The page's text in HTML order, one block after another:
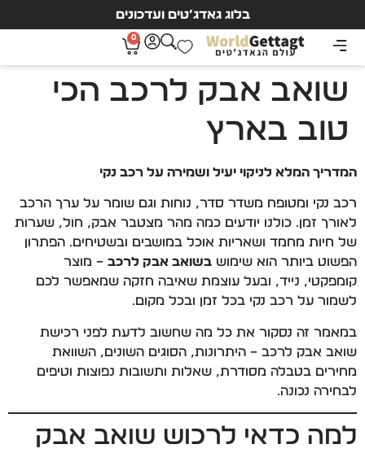
בלוג גאדג’טים ועדכונים
0
שואב אבק לרכב הכי
טוב בארץ
המדריך המלא לניקוי יעיל ושמירה על רכב נקי
רכב נקי ומטופח משדר סדר, נוחות וגם שומר על ערך הרכב
לאורך זמן. כולנו יודעים כמה מהר מצטבר אבק, חול, שערות
של חיות מחמד ושאריות אוכל במושבים ובשטיחים. הפתרון
הפשוט ביותר הוא שימוש בשואב אבק לרכב – מוצר
קומפקטי, נייד, ובעל עוצמת שאיבה חזקה שמאפשר לכם
לשמור על רכב נקי בכל זמן ובכל מקום.
במאמר זה נסקור את כל מה שחשוב לדעת לפני רכישת
שואב אבק לרכב – היתרונות, הסוגים השונים, השוואת
מחירים בטבלה מסודרת, שאלות ותשובות נפוצות וטיפים
לבחירה נכונה.
למה כדאי לרכוש שואב אבק